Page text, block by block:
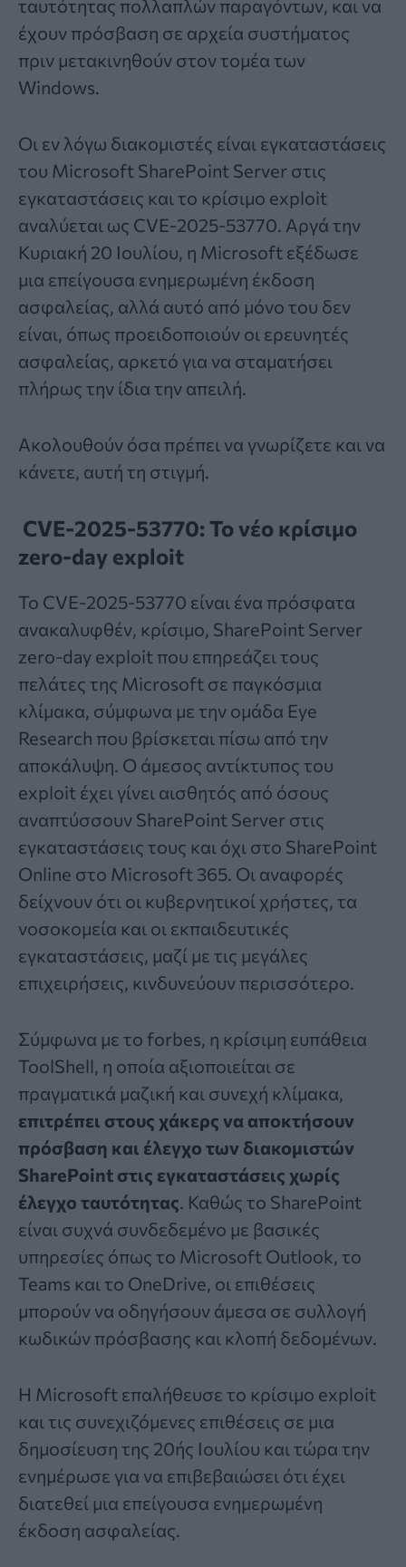
ταυτότητας πολλαπλών παραγόντων, και να
έχουν πρόσβαση σε αρχεία συστήματος
πριν μετακινηθούν στον τομέα των
Windows.
Οι εν λόγω διακομιστές είναι εγκαταστάσεις
του Microsoft SharePoint Server στις
εγκαταστάσεις και το κρίσιμο exploit
αναλύεται ως CVE-2025-53770. Αργά την
Κυριακή 20 Ιουλίου, η Microsoft εξέδωσε
μια επείγουσα ενημερωμένη έκδοση
ασφαλείας, αλλά αυτό από μόνο του δεν
είναι, όπως προειδοποιούν οι ερευνητές
ασφαλείας, αρκετό για να σταματήσει
πλήρως την ίδια την απειλή.
Ακολουθούν όσα πρέπει να γνωρίζετε και να
κάνετε, αυτή τη στιγμή.
CVE-2025-53770: Το νέο κρίσιμο
zero-day exploit
Το CVE-2025-53770 είναι ένα πρόσφατα
ανακαλυφθέν, κρίσιμο, SharePoint Server
zero-day exploit που επηρεάζει τους
πελάτες της Microsoft σε παγκόσμια
κλίμακα, σύμφωνα με την ομάδα Eye
Research που βρίσκεται πίσω από την
αποκάλυψη. Ο άμεσος αντίκτυπος του
exploit έχει γίνει αισθητός από όσους
αναπτύσσουν SharePoint Server στις
εγκαταστάσεις τους και όχι στο SharePoint
Online στο Microsoft 365. Οι αναφορές
δείχνουν ότι οι κυβερνητικοί χρήστες, τα
νοσοκομεία και οι εκπαιδευτικές
εγκαταστάσεις, μαζί με τις μεγάλες
επιχειρήσεις, κινδυνεύουν περισσότερο.
Σύμφωνα με το forbes, η κρίσιμη ευπάθεια
ToolShell, η οποία αξιοποιείται σε
πραγματικά μαζική και συνεχή κλίμακα,
επιτρέπει στους χάκερς να αποκτήσουν
πρόσβαση και έλεγχο των διακομιστών
SharePoint στις εγκαταστάσεις χωρίς
έλεγχο ταυτότητας . Καθώς το SharePoint
είναι συχνά συνδεδεμένο με βασικές
υπηρεσίες όπως το Microsoft Outlook, το
Teams και το OneDrive, οι επιθέσεις
μπορούν να οδηγήσουν άμεσα σε συλλογή
κωδικών πρόσβασης και κλοπή δεδομένων.
Η Microsoft επαλήθευσε το κρίσιμο exploit
και τις συνεχιζόμενες επιθέσεις σε μια
δημοσίευση της 20ής Ιουλίου και τώρα την
ενημέρωσε για να επιβεβαιώσει ότι έχει
διατεθεί μια επείγουσα ενημερωμένη
έκδοση ασφαλείας.